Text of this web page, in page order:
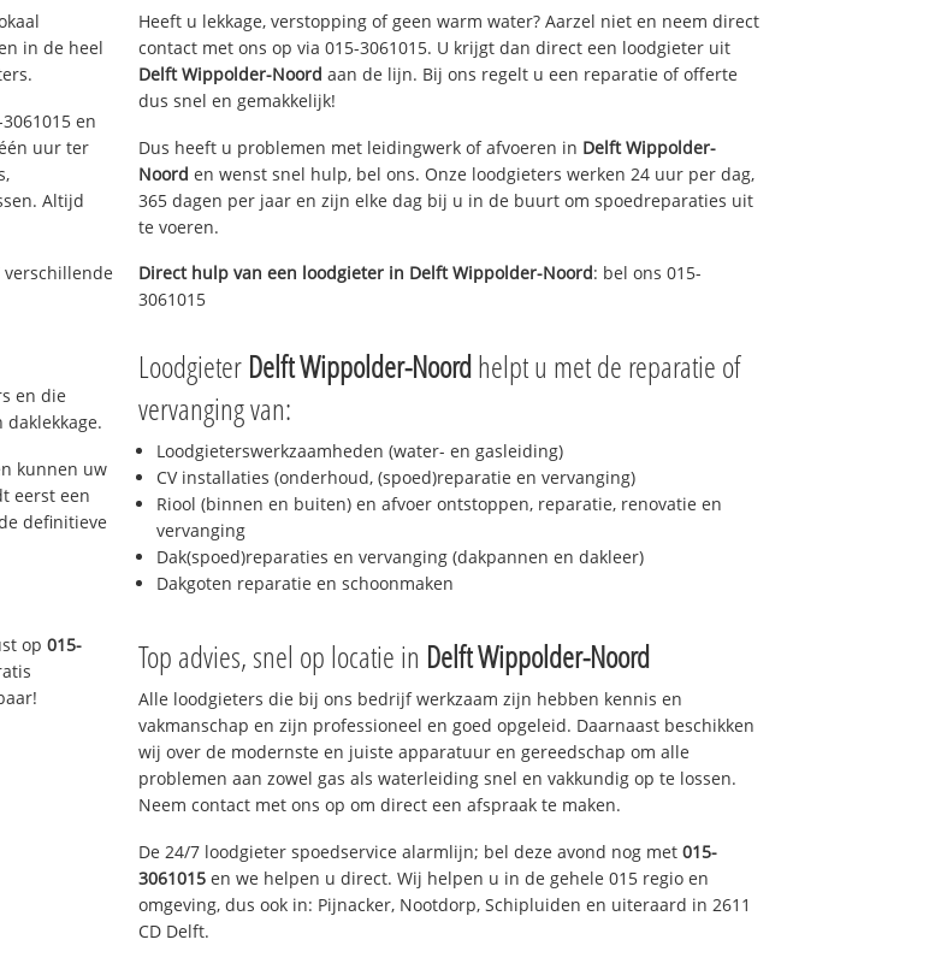
in de heel
en
uur ter
Altijd
verschillende
en die
kunnen uw
eerst een
definitieve
op015-
Heeft u lekkage, verstopping of geen warm water? Aarzel niet en neem direct
contact met ons op via 015-3061015. U krijgt dan direct een loodgieter uit
Delft Wippolder-Noord aan de lijn. Bij ons regelt u een reparatie of offerte
dus snel en gemakkelijk!
Dus heeft u problemen met leidingwerk of afvoeren in Delft Wippolder-
Noord en wenst snel hulp, bel ons. Onze loodgieters werken 24 uur per dag,
365 dagen per jaar en zijn elke dag bij u in de buurt om spoedreparaties uit
te voeren.
Direct hulp van een loodgieter in Delft Wippolder-Noord: bel ons 015-
3061015
Loodgieter Delft Wippolder-Noordhelpt u met de reparatie of
vervanging van:
Loodgieterswerkzaamheden (water- en gasleiding)
CV installaties (onderhoud, (spoed)reparatie en vervanging)
Riool (binnen en buiten) en afvoer ontstoppen, reparatie, renovatie en
vervanging
Dak(spoed)reparaties en vervanging (dakpannen en dakleer)
Dakgoten reparatie en schoonmaken
Top advies, snel op locatie in Delft Wippolder-Noord
Alle loodgieters die bij ons bedrijf werkzaam zijn hebben kennis en
vakmanschap en zijn professioneel en goed opgeleid. Daarnaast beschikken
wij over de modernste en juiste apparatuur en gereedschap om alle
problemen aan zowel gas als waterleiding snel en vakkundig op te lossen.
Neem contact met ons op om direct een afspraak te maken.
De 24/7 loodgieter spoedservice alarmlijn; bel deze avond nog met 015-
3061015 en we helpen u direct. Wij helpen u in de gehele 015 regio en
omgeving, dus ook in: Pijnacker, Nootdorp, Schipluiden en uiteraard in 2611
CD Delft.